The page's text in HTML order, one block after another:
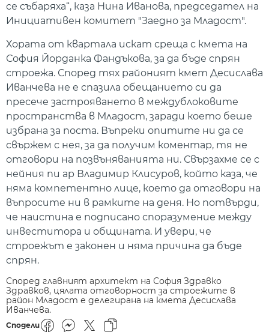
се събаряха“, каза Нина Иванова, председател на
Инициативен комитет "Заедно за Младост".
Хората от квартала искат среща с кмета на
София Йорданка Фандъкова, за да бъде спрян
строежа. Според тях районият кмет Десислава
Иванчева не е спазила обещанието си да
пресече застрояването в междублоковите
пространства в Младост, заради което беше
избрана за поста. Въпреки опитите ни да се
свържем с нея, за да получим коментар, тя не
отговори на позвъняванията ни. Свързахме се с
нейния пи ар Владимир Клисуров, който каза, че
няма компетентно лице, което да отговори на
въпросите ни в рамките на деня. Но потвърди,
че наистина е подписано споразумение между
инвеститора и общината. И увери, че
строежът е законен и няма причина да бъде
спрян.
Според главният архитект на София Здравко
Здравков, цялата отговорност за строежите в
район Младост е делегирана на кмета Десислава
Иванчева.
Сподели